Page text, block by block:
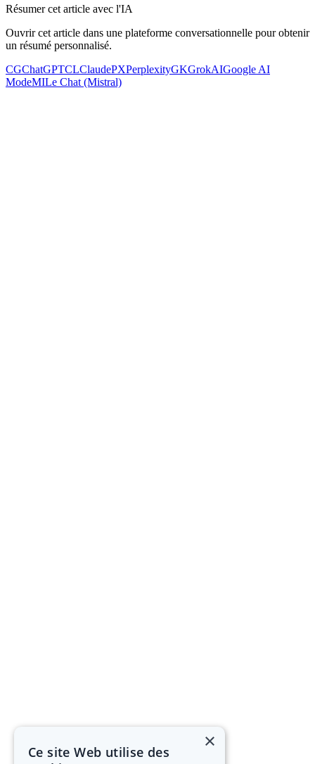
Résumer cet article avec l'IA
Ouvrir cet article dans une plateforme conversationnelle pour obtenir
un résumé personnalisé.
CGChatGPTCLClaudePXPerplexityGKGrokAIGoogle AI
ModeMILe Chat (Mistral)
×
Ce site Web utilise des